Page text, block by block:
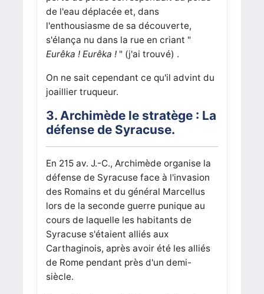
de l'eau déplacée et, dans
l'enthousiasme de sa découverte,
s'élança nu dans la rue en criant "
Eurêka ! Eurêka !" (j'ai trouvé) .
On ne sait cependant ce qu'il advint du
joaillier truqueur.
3. Archimède le stratège : La
défense de Syracuse.
En 215 av. J.-C., Archimède organise la
défense de Syracuse face à l'invasion
des Romains et du général Marcellus
lors de la seconde guerre punique au
cours de laquelle les habitants de
Syracuse s'étaient alliés aux
Carthaginois, après avoir été les alliés
de Rome pendant près d'un demi-
siècle.